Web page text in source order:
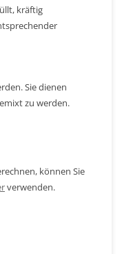
kräftig
Sie dienen
zu werden.
können Sie
verwenden.